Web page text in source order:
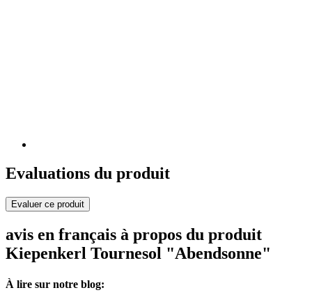
Evaluations du produit
Evaluer ce produit
avis en français à propos du produit
Kiepenkerl Tournesol "Abendsonne"
À lire sur notre blog: